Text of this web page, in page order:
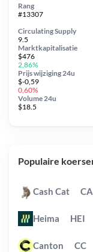
Circulating Supply
9.5
Prijs wijziging 24u
$-0,59
0,60%
Marktkapitalisatie
$476
2,86%
Volume 24u
$18.5
Rang
#13307
Populaire
Cash Cat
Heima HEI
Canton CC